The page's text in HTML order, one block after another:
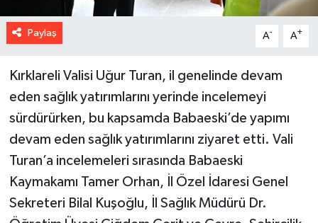
Paylaş A- A+
Kırklareli Valisi Uğur Turan, il genelinde devam
eden sağlık yatırımlarını yerinde incelemeyi
sürdürürken, bu kapsamda Babaeski’de yapımı
devam eden sağlık yatırımlarını ziyaret etti. Vali
Turan’a incelemeleri sırasında Babaeski
Kaymakamı Tamer Orhan, İl Özel İdaresi Genel
Sekreteri Bilal Kuşoğlu, İl Sağlık Müdürü Dr.